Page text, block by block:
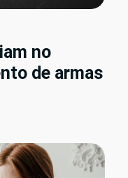
no
de armas